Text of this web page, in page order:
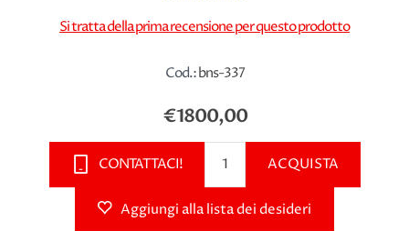
Si tratta della prima recensione per questo prodotto
Cod.:bns-337
€1800,00
CONTATTACI! ACQUISTA
Aggiungi alla lista dei desideri